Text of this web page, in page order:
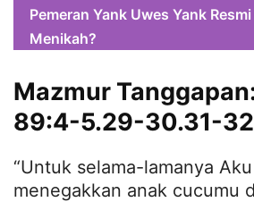
Pemeran Yank Uwes Yank Resmi
Menikah?
Mazmur
89:4-5.29-30.31-
“Untuk selama-lamanya
menegakkan anak cucumu